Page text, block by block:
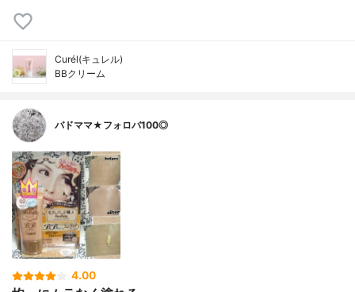
Curél(キュレル)
BBクリーム
バドママ★フォロバ100◎
4.00